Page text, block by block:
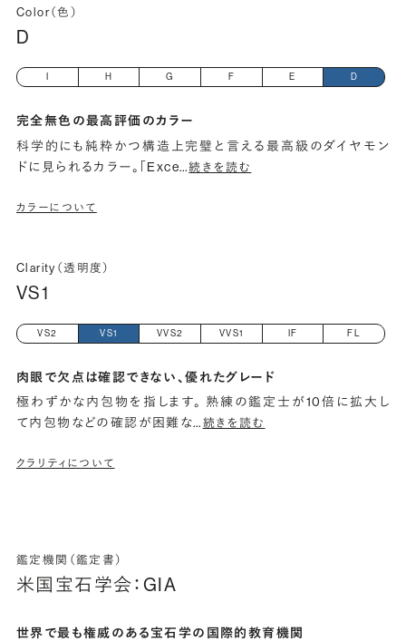
Color（色）
D
H G F E D
完全無色の最高評価のカラー
科学的にも純粋かつ構造上完璧と言える最高級のダイヤモン
ドに見られるカラー。「Exce…続きを読む
カラーについて
Clarity（透明度）
VS1
VS2 VS1 VVS2 VVS1 IF FL
肉眼で欠点は確認できない、優れたグレード
極わずかな内包物を指します。 熟練の鑑定士が10倍に拡大し
て内包物などの確認が困難な…続きを読む
クラリティについて
鑑定機関（鑑定書）
米国宝石学会：GIA
世界で最も権威のある宝石学の国際的教育機関